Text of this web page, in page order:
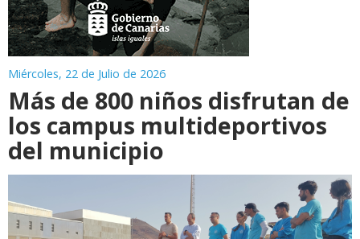
Miércoles, 22 de Julio de 2026
Más de 800 niños disfrutan de
los campus multideportivos
del municipio